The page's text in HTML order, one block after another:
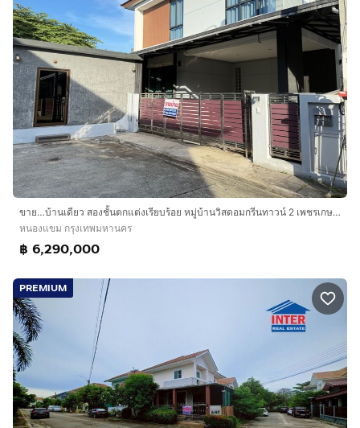
ขาย…บ้านเดียว สองชั้นตกแต่งเรียบร้อย หมู่บ้านวิสดอมกรีนทาวน์ 2 เพชรเกษม 69 ถนนเลียบคลองภาษีเจริญฝั่งใต้ 57.4 ตรว. พื้นที่ใช้สอย 200 ตรม
หนองแขม กรุงเทพมหานคร
฿ 6,290,000
PREMIUM